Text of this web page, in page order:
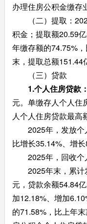
办理住房公积金缴存
（二）提取：
积金；提取额20.59
年缴存额的74.75%
末，提取总额151.44
（三）贷款
1.个人住房贷款：
元。单缴存人个人住
人个人住房贷款最高
2025年，发放个
比增长35.14%、增长
2025年，回收个
2025年末，累计
元，贷款余额54.84
加12.18%、增加
的71.58%，比上年